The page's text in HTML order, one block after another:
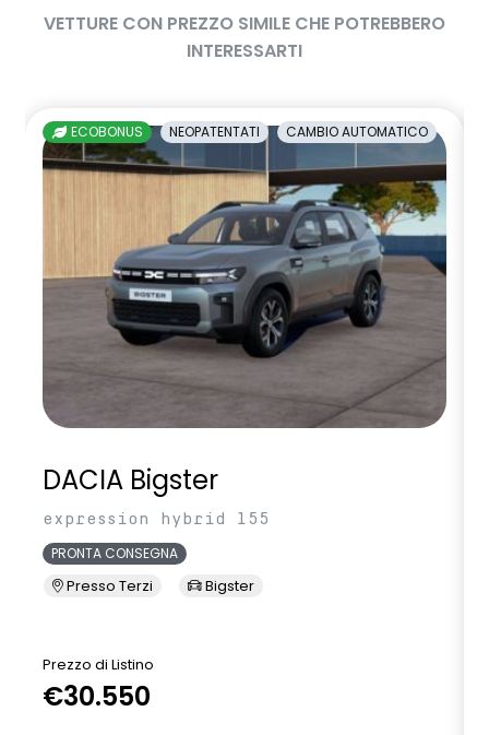
VETTURE CON PREZZO SIMILE CHE POTREBBERO
INTERESSARTI
ECOBONUS NEOPATENTATI CAMBIO AUTOMATICO
DACIA Bigster
expression hybrid 155
PRONTA CONSEGNA
Presso Terzi Bigster
Prezzo di Listino
€30.550